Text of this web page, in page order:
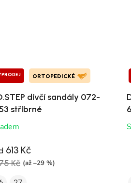
ORTOPEDICKÉ
dívčí sandály 072-
stříbrné
613 Kč
Kč (až –29 %)